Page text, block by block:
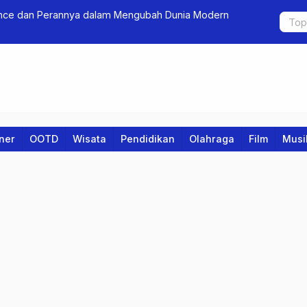
Membawa Pesan Tentang Persahabatan dan
Menggali
Sukses
OOTD Wisata Pendidikan Olahraga Film